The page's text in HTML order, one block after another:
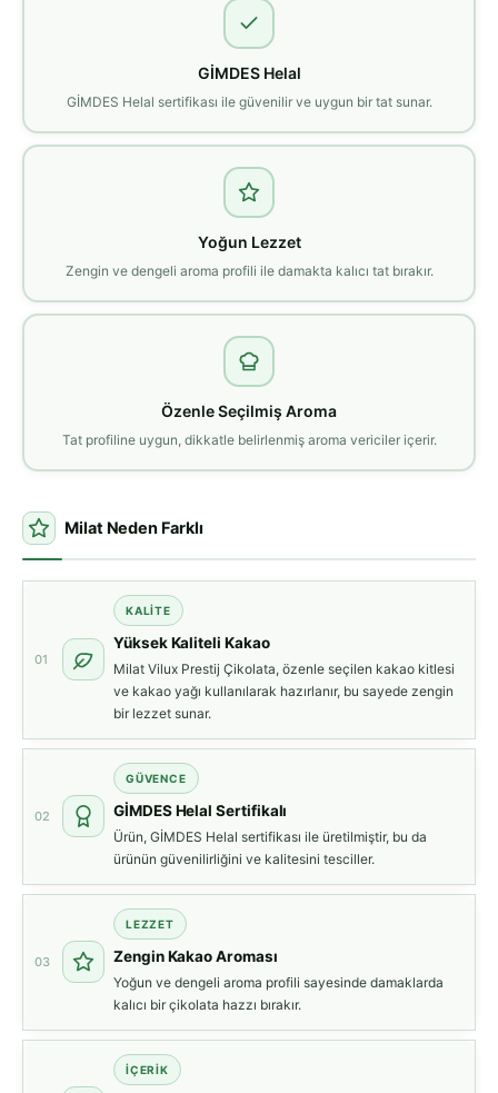
GİMDES Helal
GİMDES Helal sertifikası ile güvenilir ve uygun bir tat sunar.
Yoğun Lezzet
Zengin ve dengeli aroma profili ile damakta kalıcı tat bırakır.
Özenle Seçilmiş Aroma
Tat profiline uygun, dikkatle belirlenmiş aroma vericiler içerir.
Milat Neden Farklı
01
KALITE
Yüksek Kaliteli Kakao
Milat Vilux Prestij Çikolata, özenle seçilen kakao kitlesi
ve kakao yağı kullanılarak hazırlanır, bu sayede zengin
bir lezzet sunar.
02
GÜVENCE
GİMDES Helal Sertifikalı
Ürün, GİMDES Helal sertifikası ile üretilmiştir, bu da
ürünün güvenilirliğini ve kalitesini tesciller.
03
LEZZET
Zengin Kakao Aroması
Yoğun ve dengeli aroma profili sayesinde damaklarda
kalıcı bir çikolata hazzı bırakır.
İÇERIK